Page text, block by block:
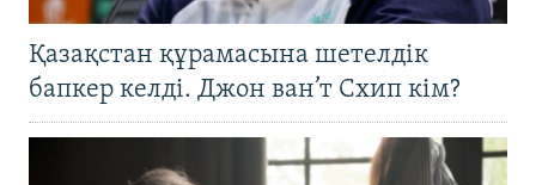
Қазақстан құрамасына шетелдік
бапкер келді. Джон ван’т Схип кім?